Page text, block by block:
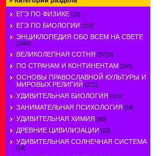
ЕГЭ ПО ФИЗИКЕ [32]
ЕГЭ ПО БИОЛОГИИ [112]
ЭНЦИКЛОПЕДИЯ ОБО ВСЕМ НА СВЕТЕ
[1692]
ВЕЛИКОЛЕПНАЯ СОТНЯ [5710]
ПО СТРАНАМ И КОНТИНЕНТАМ [265]
ОСНОВЫ ПРАВОСЛАВНОЙ КУЛЬТУРЫ И
МИРОВЫХ РЕЛИГИЙ [271]
УДИВИТЕЛЬНАЯ БИОЛОГИЯ [174]
ЗАНИМАТЕЛЬНАЯ ПСИХОЛОГИЯ [19]
УДИВИТЕЛЬНАЯ ХИМИЯ [40]
ДРЕВНИЕ ЦИВИЛИЗАЦИИ [22]
УДИВИТЕЛЬНАЯ СОЛНЕЧНАЯ СИСТЕМА
[14]